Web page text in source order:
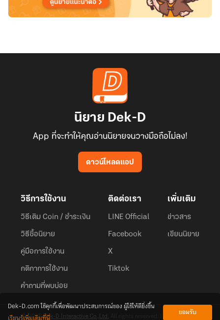
นิยาย Dek-D
App ที่จะทำให้คุณอ่านนิยายจนวางมือถือไม่ลง!
ดาวน์โหลดแอป
วิธีการใช้งาน
วิธีเติม Coin / ชำระเงิน
วิธีซื้อนิยาย
คู่มือการใช้งาน
กติกาการใช้งาน
คำถามที่พบบ่อย
ติดต่อเรา
LINE Official
Facebook
X
Tiktok
เพิ่มเติม
ข่าวสาร
เขียนนิยาย
© 2026Dek-D Interactive Co.,Ltd.
Dek-D.com ใช้คุกกี้เพื่อพัฒนาประสบการณ์ของ ผู้ใช้ให้ดียิ่งขึ้น
ยอมรับ